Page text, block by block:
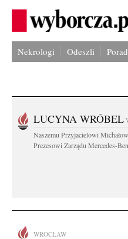
Nekrologi Odeszli
LUCYNA WRÓBEL
Naszemu Przyjacielowi
Prezesowi Zarządu Mercedes-
WROCŁAW